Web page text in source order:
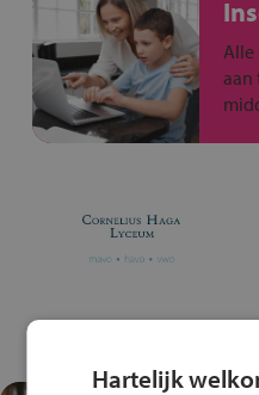
Alle
aan
Hartelijk